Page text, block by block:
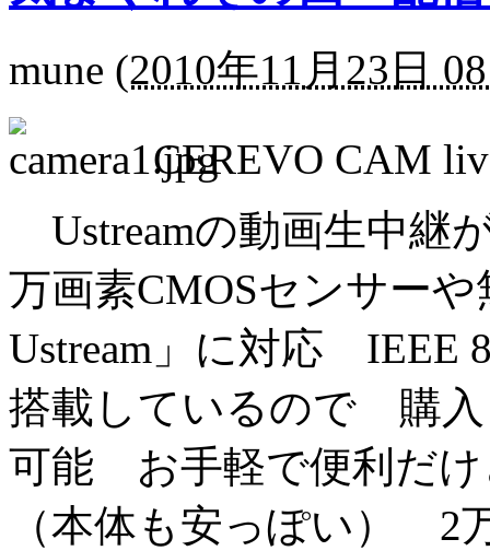
mune (2010年11月23日
CEREVO CAM
Ustreamの動画生中継
万画素CMOSセンサー
Ustream」に対応 IEEE
搭載しているので 購入
可能 お手軽で便利だけ
（本体も安っぽい） 2